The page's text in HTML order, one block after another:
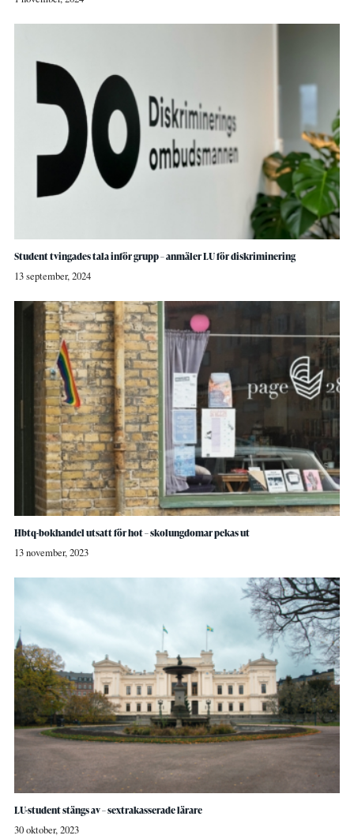
Student tvingades tala inför grupp – anmäler LU för diskriminering
13 september, 2024
Hbtq-bokhandel utsatt för hot – skolungdomar pekas ut
13 november, 2023
LU-student stängs av – sextrakasserade lärare
30 oktober, 2023